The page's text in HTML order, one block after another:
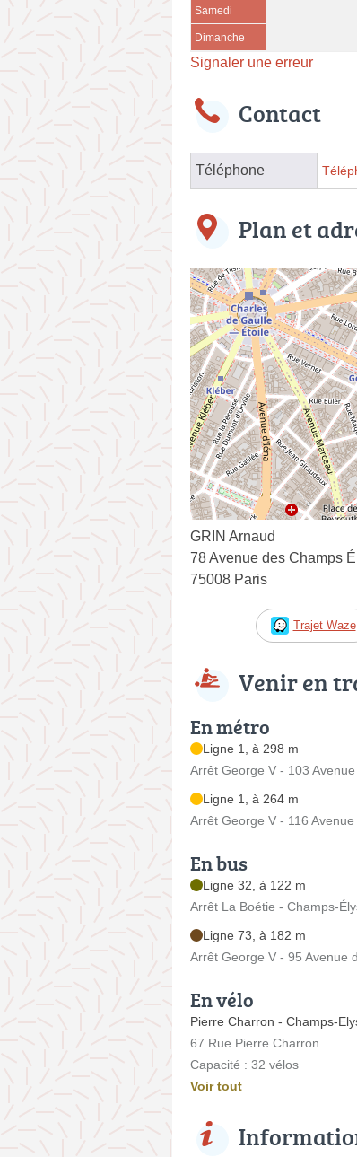
Samedi
Dimanche
Signaler une erreur
Contact
Téléphone
Plan et
GRIN Arnaud
78 Avenue des Champs
75008 Paris
Trajet Waze
Venir en
En métro
Ligne 1, à 298 m
Arrêt George V - 103
Ligne 1, à 264 m
Arrêt George V - 116
En bus
Ligne 32, à 122 m
Arrêt La Boétie - Champs-
Ligne 73, à 182 m
Arrêt George V - 95 Avenue
En vélo
Pierre Charron - Champs-
67 Rue Pierre Charron
Capacité : 32 vélos
Voir tout